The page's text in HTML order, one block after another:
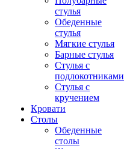
стулья
Обеденные
стулья
Мягкие стулья
Барные стулья
Стулья с
подлокотниками
Стулья с
кручением
Кровати
Столы
Обеденные
столы